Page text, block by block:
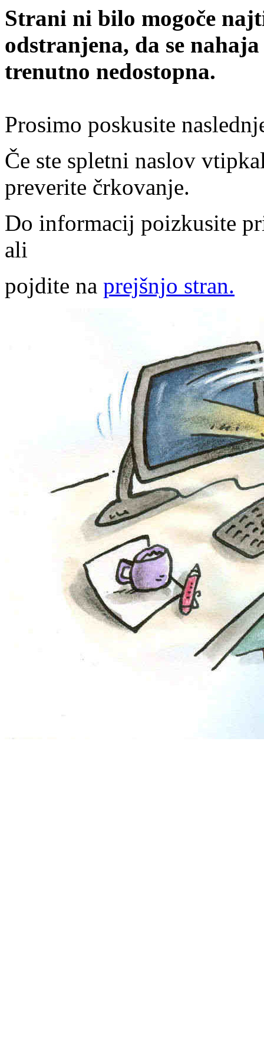
Strani ni bilo mogoče
odstranjena, da se
trenutno nedostopna.
Prosimo poskusite
Če ste spletni naslov
preverite črkovanje.
Do informacij poizkusite
ali
pojdite na prejšnjo stran.